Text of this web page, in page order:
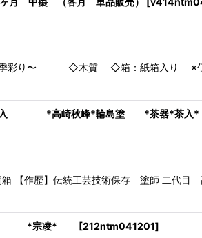
季彩り〜 ◇木質 ◇箱：紙箱入り ※価
箱入 *高崎秋峰*輪島塗 *茶器*茶入*
作歴】伝統工芸技術保存 塗師 二
棗 *宗凌* [212ntm041201]